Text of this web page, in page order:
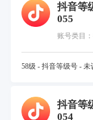
抖音等
055
账号类目
58级 - 抖音等级号 - 未
抖音等
054